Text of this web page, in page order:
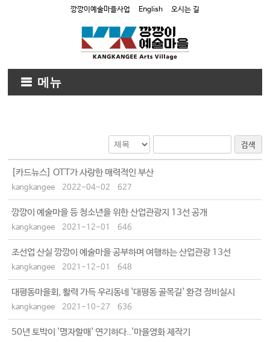
깡깡이예술마을사업 English 오시는 길
메뉴
검색
[카드뉴스] OTT가 사랑한 매력적인 부산
kangkangee 2022-04-02 627
깡깡이 예술마을 등 청소년을 위한 산업관광지 13선 공개
kangkangee 2021-12-01 646
조선업 산실 깡깡이 예술마을 공부하며 여행하는 산업관광 13선
kangkangee 2021-12-01 648
대평동마을회, 활력 가득 우리동네 '대평동 골목길' 환경 정비실시
kangkangee 2021-10-27 636
50년 토박이 '명자할매' 연기하다..'마을영화 제작기